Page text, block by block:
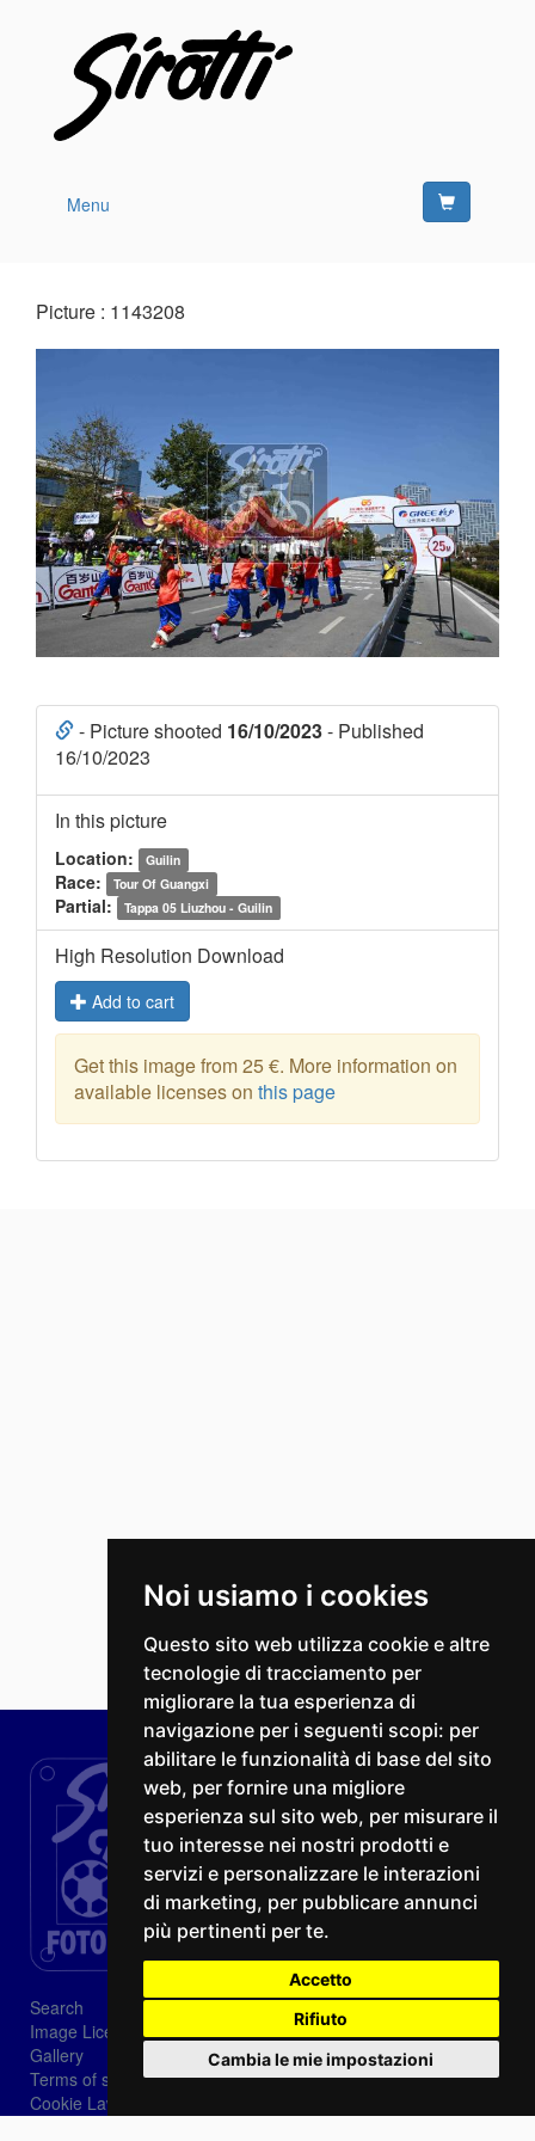
Noi usiamo i cookies
Questo sito web utilizza cookie e altre
tecnologie di tracciamento per
migliorare la tua esperienza di
navigazione per i seguenti scopi: per
abilitare le funzionalità di base del sito
web, per fornire una migliore
esperienza sul sito web, per misurare il
tuo interesse nei nostri prodotti e
servizi e personalizzare le interazioni
di marketing, per pubblicare annunci
più pertinenti per te.
Accetto
Rifiuto
Cambia le mie impostazioni
Menu
Picture : 1143208
- Picture shooted 16/10/2023- Published
16/10/2023
In this picture
Location: Guilin
Race: Tour Of Guangxi
Partial: Tappa 05 Liuzhou - Guilin
High Resolution Download
Add to cart
Get this image from 25 €. More information on
available licenses on this page
Search
Image Licenses
Gallery
Terms of sale
Cookie Law